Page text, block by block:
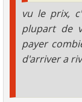
vu le prix,
plupart de
payer
d'arriver a